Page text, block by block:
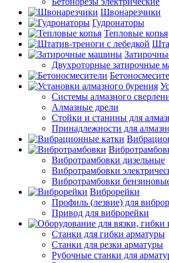
Швонарезчики
Гудронаторы
Тепловые копья
Двухроторные затирочные
Системы алмазного
Алмазные дрели
Стойки и станины для
Принадлежности для
Вибротрамбовки дизельные
Вибротрамбовки
Вибротрамбовки
Виброрейки
Профиль (лезвие) для
Привод для виброрейки
Станки для гибки арматуры
Станки для резки арматуры
Рубочные станки для